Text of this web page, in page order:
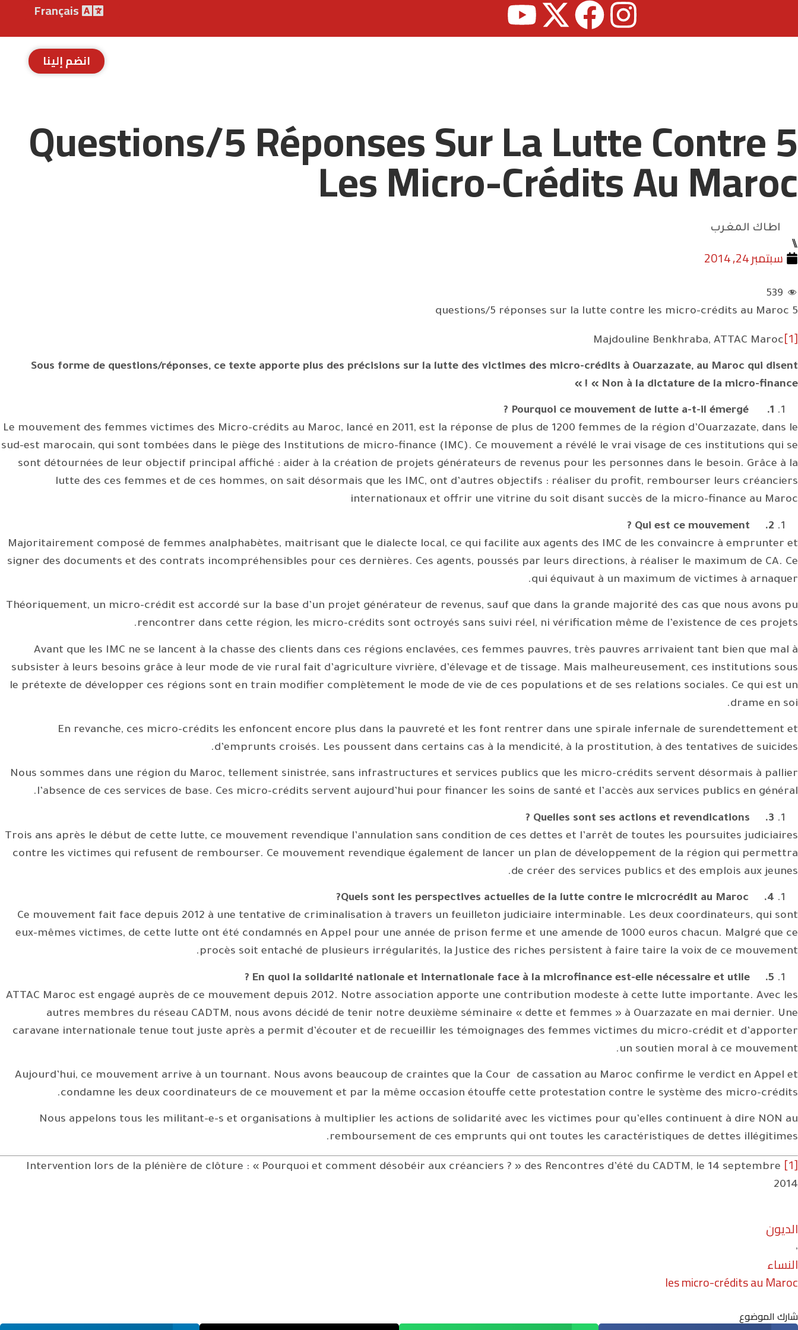
Français
انضم إلينا
5 Questions/5 Réponses Sur La Lutte Contre
Les Micro-Crédits Au Maroc
اطاك المغرب
⑊
سبتمبر 24, 2014
539
5 questions/5 réponses sur la lutte contre les micro-crédits au Maroc
Majdouline Benkhraba, ATTAC Maroc[1]
Sous forme de questions/réponses, ce texte apporte plus des précisions sur la lutte des victimes des micro-crédits à Ouarzazate, au Maroc qui disent
« Non à la dictature de la micro-finance ! »
1.
Pourquoi ce mouvement de lutte a-t-il émergé ?
Le mouvement des femmes victimes des Micro-crédits au Maroc, lancé en 2011, est la réponse de plus de 1200 femmes de la région d’Ouarzazate, dans le
sud-est marocain, qui sont tombées dans le piège des Institutions de micro-finance (IMC). Ce mouvement a révélé le vrai visage de ces institutions qui se
sont détournées de leur objectif principal affiché : aider à la création de projets générateurs de revenus pour les personnes dans le besoin. Grâce à la
lutte des ces femmes et de ces hommes, on sait désormais que les IMC, ont d’autres objectifs : réaliser du profit, rembourser leurs créanciers
internationaux et offrir une vitrine du soit disant succès de la micro-finance au Maroc
2.
Qui est ce mouvement ?
Majoritairement composé de femmes analphabètes, maitrisant que le dialecte local, ce qui facilite aux agents des IMC de les convaincre à emprunter et
signer des documents et des contrats incompréhensibles pour ces dernières. Ces agents, poussés par leurs directions, à réaliser le maximum de CA. Ce
qui équivaut à un maximum de victimes à arnaquer.
Théoriquement, un micro-crédit est accordé sur la base d’un projet générateur de revenus, sauf que dans la grande majorité des cas que nous avons pu
rencontrer dans cette région, les micro-crédits sont octroyés sans suivi réel, ni vérification même de l’existence de ces projets.
Avant que les IMC ne se lancent à la chasse des clients dans ces régions enclavées, ces femmes pauvres, très pauvres arrivaient tant bien que mal à
subsister à leurs besoins grâce à leur mode de vie rural fait d’agriculture vivrière, d’élevage et de tissage. Mais malheureusement, ces institutions sous
le prétexte de développer ces régions sont en train modifier complètement le mode de vie de ces populations et de ses relations sociales. Ce qui est un
drame en soi.
En revanche, ces micro-crédits les enfoncent encore plus dans la pauvreté et les font rentrer dans une spirale infernale de surendettement et
d’emprunts croisés. Les poussent dans certains cas à la mendicité, à la prostitution, à des tentatives de suicides.
Nous sommes dans une région du Maroc, tellement sinistrée, sans infrastructures et services publics que les micro-crédits servent désormais à pallier
l’absence de ces services de base. Ces micro-crédits servent aujourd’hui pour financer les soins de santé et l’accès aux services publics en général.
3.
Quelles sont ses actions et revendications ?
Trois ans après le début de cette lutte, ce mouvement revendique l’annulation sans condition de ces dettes et l’arrêt de toutes les poursuites judiciaires
contre les victimes qui refusent de rembourser. Ce mouvement revendique également de lancer un plan de développement de la région qui permettra
de créer des services publics et des emplois aux jeunes.
4.
Quels sont les perspectives actuelles de la lutte contre le microcrédit au Maroc?
Ce mouvement fait face depuis 2012 à une tentative de criminalisation à travers un feuilleton judiciaire interminable. Les deux coordinateurs, qui sont
eux-mêmes victimes, de cette lutte ont été condamnés en Appel pour une année de prison ferme et une amende de 1000 euros chacun. Malgré que ce
procès soit entaché de plusieurs irrégularités, la Justice des riches persistent à faire taire la voix de ce mouvement.
5.
En quoi la solidarité nationale et internationale face à la microfinance est-elle nécessaire et utile ?
ATTAC Maroc est engagé auprès de ce mouvement depuis 2012. Notre association apporte une contribution modeste à cette lutte importante. Avec les
autres membres du réseau CADTM, nous avons décidé de tenir notre deuxième séminaire « dette et femmes » à Ouarzazate en mai dernier. Une
caravane internationale tenue tout juste après a permit d’écouter et de recueillir les témoignages des femmes victimes du micro-crédit et d’apporter
un soutien moral à ce mouvement.
Aujourd’hui, ce mouvement arrive à un tournant. Nous avons beaucoup de craintes que la Cour de cassation au Maroc confirme le verdict en Appel et
condamne les deux coordinateurs de ce mouvement et par la même occasion étouffe cette protestation contre le système des micro-crédits.
Nous appelons tous les militant-e-s et organisations à multiplier les actions de solidarité avec les victimes pour qu’elles continuent à dire NON au
remboursement de ces emprunts qui ont toutes les caractéristiques de dettes illégitimes.
[1]
Intervention lors de la plénière de clôture : « Pourquoi et comment désobéir aux créanciers ? » des Rencontres d’été du CADTM, le 14 septembre
2014
الديون
,
النساء
les micro-crédits au Maroc
شارك الموضوع